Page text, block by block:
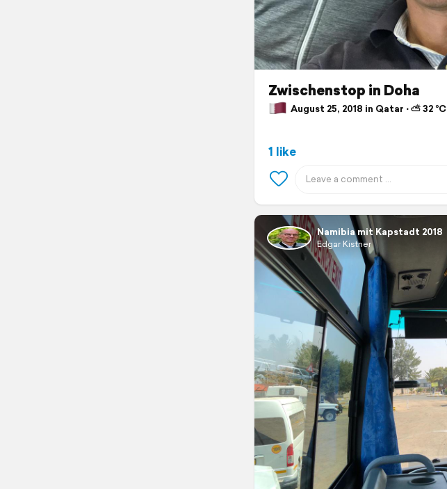
Zwischenstop in Doha
August 25, 2018 in Qatar ⋅ ⛅ 32 °C
1 like
Namibia mit Kapstadt 2018
Edgar Kistner